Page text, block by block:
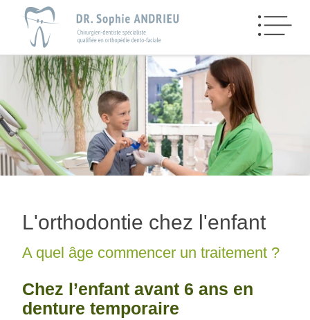
L'orthodontie chez l'enfant
A quel âge commencer un traitement ?
Chez l’enfant avant 6 ans en
denture temporaire